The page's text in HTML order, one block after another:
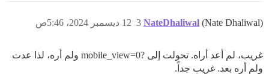
NateDhaliwal (Nate Dhaliwal) 12 ديسمبر 2024، 5:46ص 3
غريب، لم أعد أراه. تحولت إلى ?mobile_view=0 ولم أره، لذا عدت
ولم أره بعد. غريب جداً.